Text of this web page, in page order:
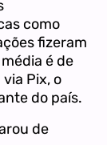
como
fizeram
é de
Pix, o
do país.
de